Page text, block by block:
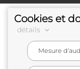
Cookies et
détails
Mesure